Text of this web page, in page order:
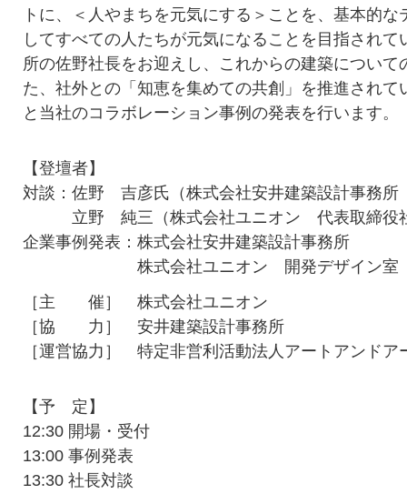
トに、＜人やまちを元気にする＞ことを、基本的
してすべての人たちが元気になることを目指されて
所の佐野社長をお迎えし、これからの建築について
た、社外との「知恵を集めての共創」を推進されて
と当社のコラボレーション事例の発表を行います。
【登壇者】
対談：佐野 吉彦氏（株式会社安井建築設計事務
立野 純三（株式会社ユニオン 代表取締役
企業事例発表：株式会社安井建築設計事務所
株式会社ユニオン 開発デザイン室
［主 催］ 株式会社ユニオン
［協 力］ 安井建築設計事務所
［運営協力］ 特定非営利活動法人アートアンドア
【予 定】
12:30 開場・受付
13:00 事例発表
13:30 社長対談